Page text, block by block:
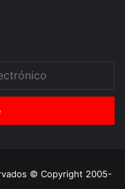
© Copyright 2005-